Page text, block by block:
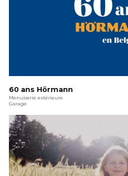
60 ans Hörmann
Menuiserie extérieure
Garage